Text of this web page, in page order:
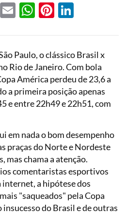
Twitter
EmailWhatsApp
Pinterest
Paulo, o clássico Brasil x
Rio de Janeiro. Com bola
América perdeu de 23,6 a
a primeira posição apenas
e entre 22h49 e 22h51, com
em nada o bom desempenho
praças do Norte e Nordeste
mas chama a atenção.
comentaristas esportivos
internet, a hipótese dos
"saqueados" pela Copa
do Brasil e de outras